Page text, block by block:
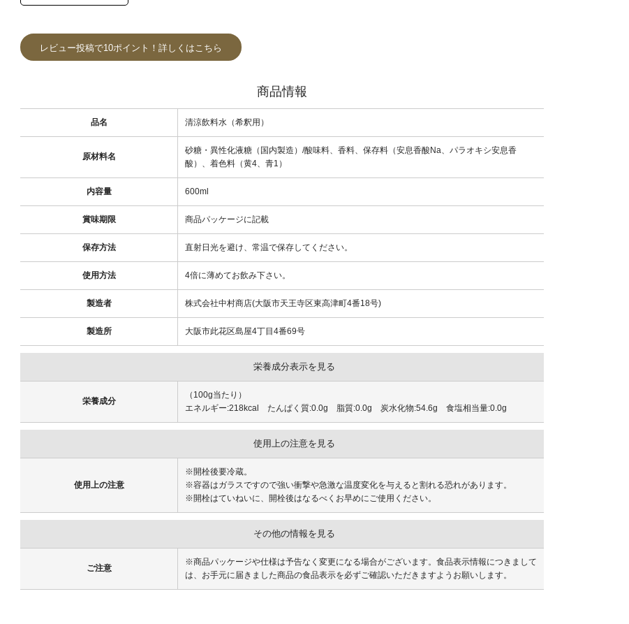
レビュー投稿で10ポイント！詳しくはこちら
商品情報
品名 清涼飲料水（希釈用）
原材料名
砂糖・異性化液糖（国内製造）/酸味料、香料、保存料（安息香酸Na、パラオキシ安息香
酸）、着色料（黄4、青1）
内容量 600ml
賞味期限 商品パッケージに記載
保存方法 直射日光を避け、常温で保存してください。
使用方法 4倍に薄めてお飲み下さい。
製造者 株式会社中村商店(大阪市天王寺区東高津町4番18号)
製造所 大阪市此花区島屋4丁目4番69号
栄養成分表示を見る
栄養成分
（100g当たり）
エネルギー:218kcal たんぱく質:0.0g 脂質:0.0g 炭水化物:54.6g 食塩相当量:0.0g
使用上の注意を見る
使用上の注意
※開栓後要冷蔵。
※容器はガラスですので強い衝撃や急激な温度変化を与えると割れる恐れがあります。
※開栓はていねいに、開栓後はなるべくお早めにご使用ください。
その他の情報を見る
ご注意
※商品パッケージや仕様は予告なく変更になる場合がございます。食品表示情報につきまして
は、お手元に届きました商品の食品表示を必ずご確認いただきますようお願いします。